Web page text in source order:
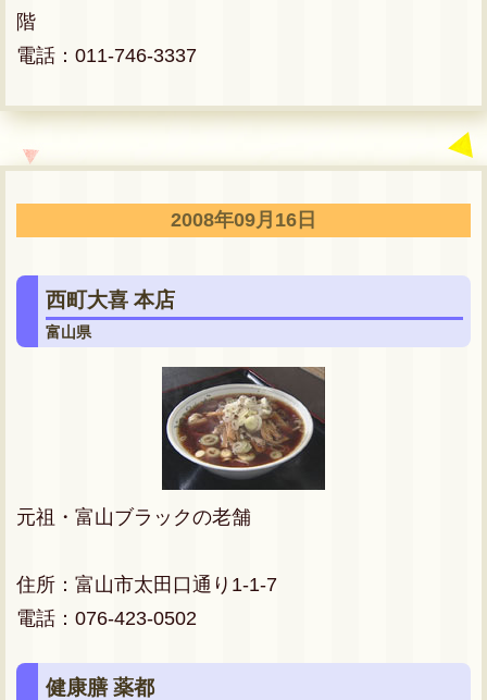
階
電話：011-746-3337
2008年09月16日
西町大喜 本店
富山県
元祖・富山ブラックの老舗
住所：富山市太田口通り1-1-7
電話：076-423-0502
健康膳 薬都